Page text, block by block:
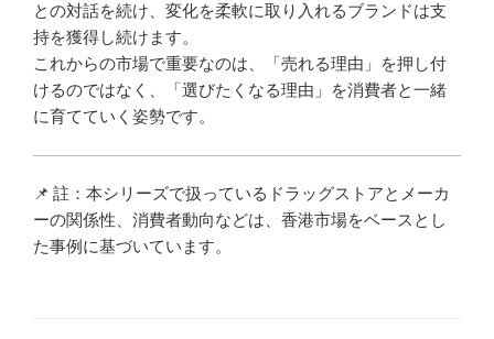
との対話を続け、変化を柔軟に取り入れるブランドは支
持を獲得し続けます。
これからの市場で重要なのは、「売れる理由」を押し付
けるのではなく、「選びたくなる理由」を消費者と一緒
に育てていく姿勢です。
📌 註：本シリーズで扱っているドラッグストアとメーカ
ーの関係性、消費者動向などは、香港市場をベースとし
た事例に基づいています。